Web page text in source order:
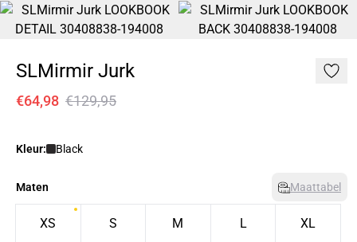
SLMirmir Jurk
€64,98 €129,95
Kleur: Black
Maten Maattabel
XS S M L XL